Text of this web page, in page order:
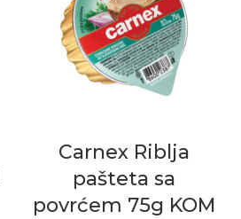
Carnex Riblja
pašteta sa
povrćem 75g KOM